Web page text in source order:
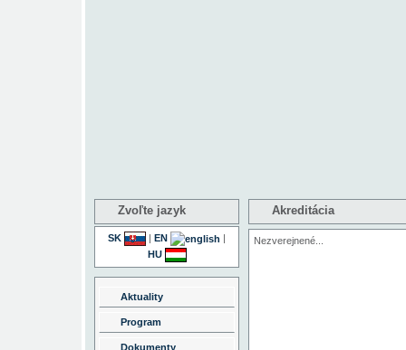
Zvoľte jazyk
SK | EN
|
HU
Aktuality
Program
Dokumenty
Akreditácia
Nezverejnené...